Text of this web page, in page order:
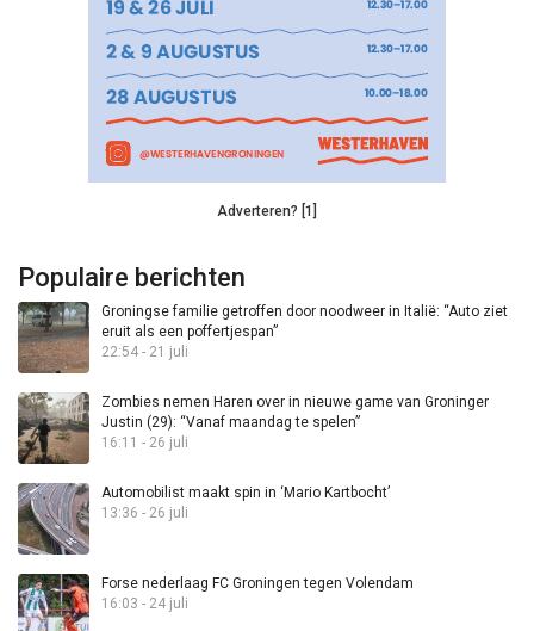
Adverteren? [1]
Populaire berichten
Groningse familie getroffen door noodweer in Italië: “Auto ziet
eruit als een poffertjespan”
22:54 - 21 juli
Zombies nemen Haren over in nieuwe game van Groninger
Justin (29): “Vanaf maandag te spelen”
16:11 - 26 juli
Automobilist maakt spin in ‘Mario Kartbocht’
13:36 - 26 juli
Forse nederlaag FC Groningen tegen Volendam
16:03 - 24 juli